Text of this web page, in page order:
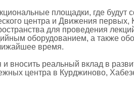
площадки, где будут
центра и Движения
для проведения
оборудованием, а также
время.
вносить реальный вклад в
центра в Курджиново,